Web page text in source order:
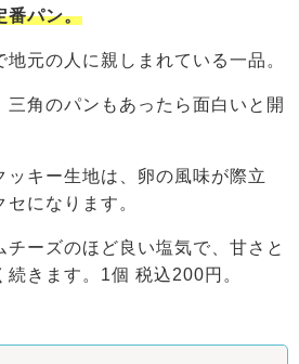
番パン。
地元の人に親しまれている一品。
三角のパンもあったら面白いと開
ッキー生地は、卵の風味が際立
になります。
ーズのほど良い塩気で、甘さと
続きます。1個 税込200円。